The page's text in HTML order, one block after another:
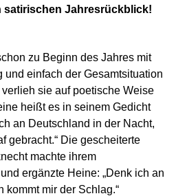
satirischen Jahresrückblick!
zu Beginn des Jahres mit
und einfach der Gesamtsituation
sie auf poetische Weise
heißt es in seinem Gedicht
an Deutschland in der Nacht,
gebracht.“ Die gescheiterte
machte ihrem
ergänzte Heine: „Denk ich an
kommt mir der Schlag.“